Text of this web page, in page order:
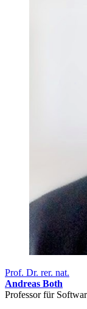
Prof. Dr. rer. nat.
Andreas Both
Professor für